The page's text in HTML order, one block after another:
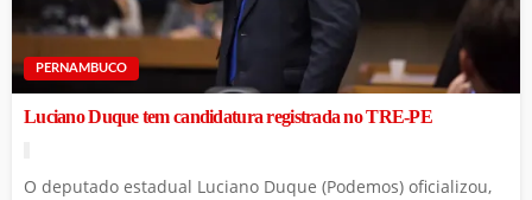
PERNAMBUCO
Luciano Duque tem candidatura registrada no TRE-PE
O deputado estadual Luciano Duque (Podemos) oficializou,